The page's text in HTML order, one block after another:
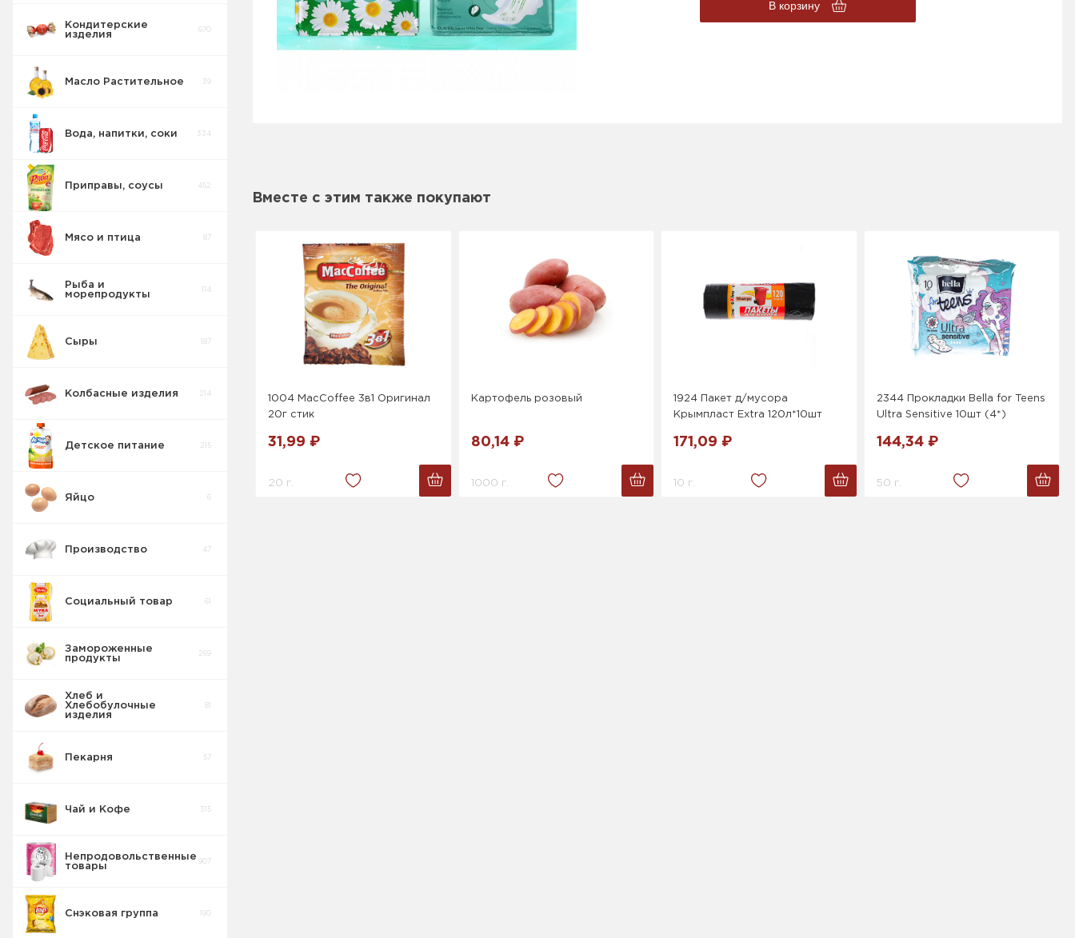
Кондитерские
изделия
670
Масло Растительное 39
Вода, напитки, соки 334
Приправы, соусы 452
Мясо и птица 87
Рыба и
морепродукты
114
Сыры 187
Колбасные изделия 214
Детское питание 215
Яйцо 6
Производство 47
Социальный товар 61
Замороженные
продукты
269
Хлеб и
Хлебобулочные
изделия
81
Пекарня 57
Чай и Кофе 315
Непродовольственные
товары
907
Пакеты для
Снэковая группа 190
В корзину
Вместе с этим также покупают
1004 MacCoffee 3в1 Оригинал
20г стик
31,99 ₽
20 г.
Картофель розовый
80,14 ₽
1000 г.
1924 Пакет д/мусора
Крымпласт Extra 120л*10шт
171,09 ₽
10 г.
2344 Прокладки Bella for Teens
Ultra Sensitive 10шт (4*)
144,34 ₽
50 г.